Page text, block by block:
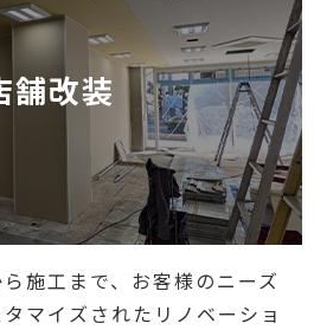
舗改装
施工まで、お客様のニーズ
マイズされたリノベーショ